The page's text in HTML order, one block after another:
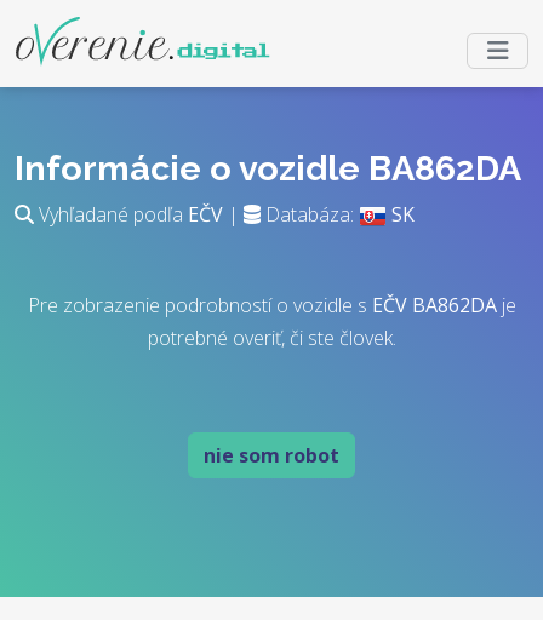
Informácie o vozidle BA862DA
Vyhľadané podľa EČV | Databáza: SK
Pre zobrazenie podrobností o vozidle s EČV BA862DAje
potrebné overiť, či ste človek.
nie som robot